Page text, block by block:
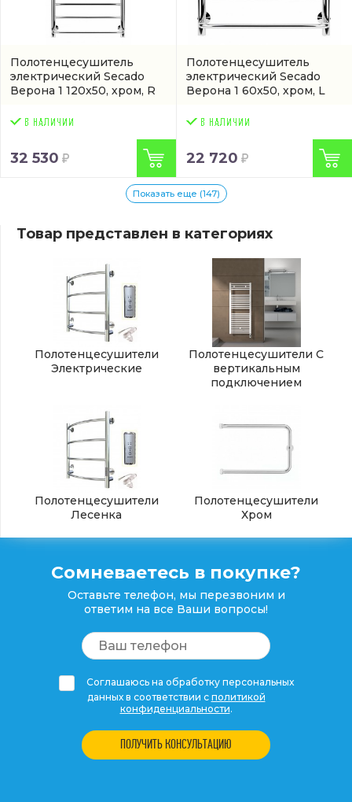
Полотенцесушитель
электрический Secado
Верона 1 120x50, хром, R
32 530
Полотенцесушитель
электрический Secado
Верона 1 60x50, хром, L
22 720
Показать еще (147)
Товар представлен в категориях
Полотенцесушители
Электрические
Полотенцесушители С
вертикальным
подключением
Полотенцесушители
Лесенка
Полотенцесушители
Хром
Сомневаетесь в покупке?
Оставьте телефон, мы перезвоним и
ответим на все Ваши вопросы!
Соглашаюсь на обработку персональных
данных в соответствии с политикой
конфиденциальности.
ПОЛУЧИТЬ КОНСУЛЬТАЦИЮ